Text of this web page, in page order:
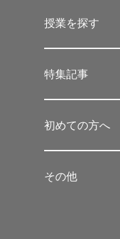
授業を探す
特集記事
初めての方へ
その他